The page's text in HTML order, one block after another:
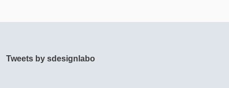
Tweets by sdesignlabo